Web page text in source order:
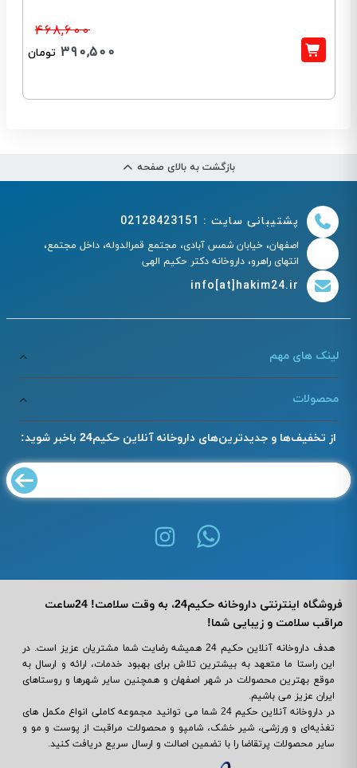
468,600
390,500 تومان
بازگشت به بالای صفحه
پشتیبانی سایت : 02128423151
اصفهان، خیابان شمس آبادی، مجتمع قمرالدوله، داخل مجتمع،
انتهای راهرو، داروخانه دکتر حکیم الهی
info[at]hakim24.ir
لینک های مهم
محصولات
از تخفیف‌ها و جدیدترین‌های داروخانه آنلاین حکیم24 باخبر شوید:
فروشگاه اینترنتی داروخانه حکیم24، به وقت سلامت! 24ساعت
مراقب سلامت و زیبایی شما!
هدف داروخانه آنلاین حکیم 24 همیشه رضایت شما مشتریان عزیز است. در
این راستا ما متعهد به بیشترین تلاش برای بهبود خدمات، ارائه و ارسال به
موقع بهترین محصولات در شهر اصفهان و همچنین سایر شهرها و روستاهای
ایران عزیز می باشیم.
در داروخانه آنلاین حکیم 24 شما می ‌توانید مجموعه کاملی انواع مکمل‌ های
تغذیه‌ای و ورزشی، شیر خشک، شامپو و محصولات مراقبت از پوست و مو و
سایر محصولات پرتقاضا را با تضمین اصالت و ارسال سریع دریافت کنید.